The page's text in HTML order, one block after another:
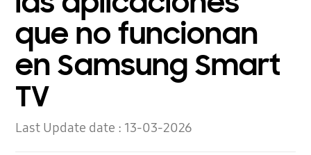
que no funcionan
en Samsung Smart
TV
Last Update date : 13-03-2026